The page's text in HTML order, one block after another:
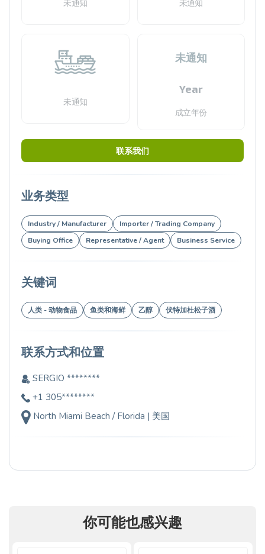
未通知 未通知
未通知
未通知
Year
成立年份
联系我们
业务类型
Industry / Manufacturer
Importer / Trading Company
Buying Office
Representative / Agent Business Service
关键词
人类 - 动物食品 鱼类和海鲜 乙醇 伏特加杜松子酒
联系方式和位置
SERGIO ********
+1 305********
North Miami Beach / Florida | 美国
你可能也感兴趣